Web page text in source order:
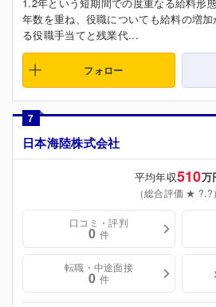
年数を重ね、役職についても給料の増
る役職手当てと残業代...
フォロー
7
日本海陸株式会社
平均年収510万
（総合評価 ★ ?.?）
口コミ・評判
0 件
転職・中途面接
0 件